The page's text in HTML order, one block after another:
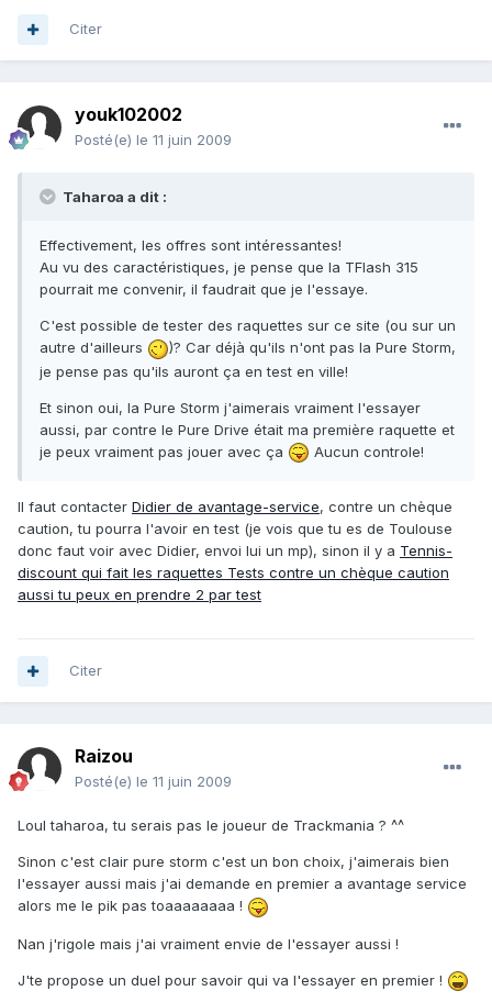
Citer
youk102002
Posté(e) le 11 juin 2009
Taharoa a dit :
Effectivement, les offres sont intéressantes!
Au vu des caractéristiques, je pense que la TFlash 315
pourrait me convenir, il faudrait que je l'essaye.
C'est possible de tester des raquettes sur ce site (ou sur un
autre d'ailleurs
)? Car déjà qu'ils n'ont pas la Pure Storm,
je pense pas qu'ils auront ça en test en ville!
Et sinon oui, la Pure Storm j'aimerais vraiment l'essayer
aussi, par contre le Pure Drive était ma première raquette et
je peux vraiment pas jouer avec ça
Aucun controle!
Il faut contacter Didier de avantage-service, contre un chèque
caution, tu pourra l'avoir en test (je vois que tu es de Toulouse
donc faut voir avec Didier, envoi lui un mp), sinon il y a Tennis-
discount qui fait les raquettes Tests contre un chèque caution
aussi tu peux en prendre 2 par test
Citer
Raizou
Posté(e) le 11 juin 2009
Loul taharoa, tu serais pas le joueur de Trackmania ? ^^
Sinon c'est clair pure storm c'est un bon choix, j'aimerais bien
l'essayer aussi mais j'ai demande en premier a avantage service
alors me le pik pas toaaaaaaaa !
Nan j'rigole mais j'ai vraiment envie de l'essayer aussi !
J'te propose un duel pour savoir qui va l'essayer en premier !